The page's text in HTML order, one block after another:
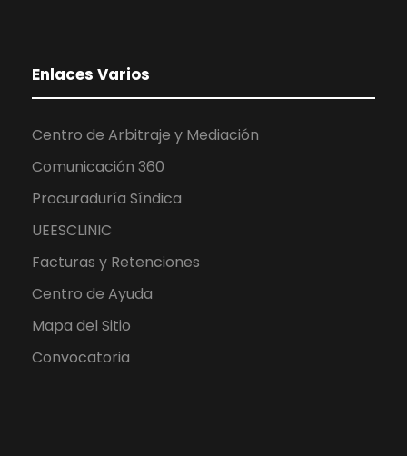
Enlaces Varios
Centro de Arbitraje y Mediación
Comunicación 360
Procuraduría Síndica
UEESCLINIC
Facturas y Retenciones
Centro de Ayuda
Mapa del Sitio
Convocatoria